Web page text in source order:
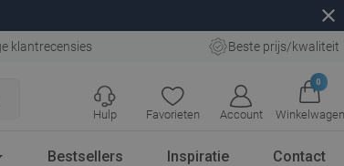
close
klantrecensies Beste prijs/kwaliteit
Favorieten Account
0
Winkelwagen
Hulp
Bestsellers Inspiratie Contact